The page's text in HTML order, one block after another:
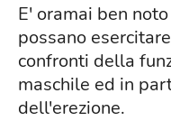
E' oramai ben
possano
confronti della
maschile ed in
dell'erezione.